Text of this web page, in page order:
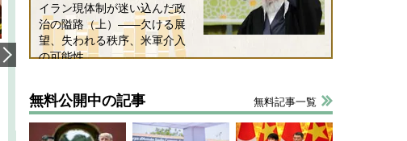
韓国にも理解してほしい「極東
千々和泰明
2026年5月15日
ホルムズ海峡危機で加速したエ
小山堅
2026年5月14日
イラン現体制が迷い込んだ政
治の隘路（上）――欠ける展
望、失われる秩序、米軍介入
の可能性
無料公開中の記事 無料記事一覧